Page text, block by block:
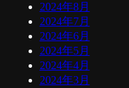
2024年8月
2024年7月
2024年6月
2024年5月
2024年4月
2024年3月